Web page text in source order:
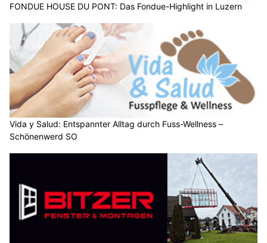
FONDUE HOUSE DU PONT: Das Fondue-Highlight in Luzern
Vida y Salud: Entspannter Alltag durch Fuss-Wellness –
Schönenwerd SO